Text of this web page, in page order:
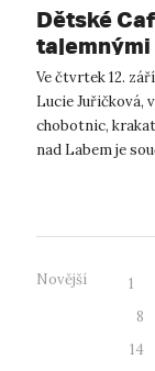
Dětské
tajemnými
Ve čtvrtek 12.
Lucie Juřičková,
chobotnic,
nad Labem je
Novější 1
8
14